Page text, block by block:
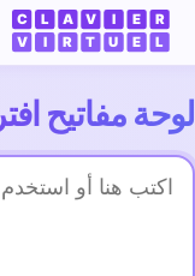
لوحة مفاتيح